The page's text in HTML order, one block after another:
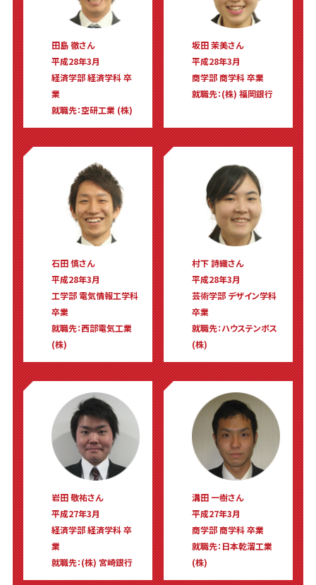
田島 徹さん
平成28年3月
経済学部 経済学科 卒
業
就職先：空研工業 (株)
坂田 茉美さん
平成28年3月
商学部 商学科 卒業
就職先：(株) 福岡銀行
石田 慎さん
平成28年3月
工学部 電気情報工学科
卒業
就職先：西部電気工業
(株)
村下 詩織さん
平成28年3月
芸術学部 デザイン学科
卒業
就職先：ハウステンボス
(株)
岩田 敬祐さん
平成27年3月
経済学部 経済学科 卒
業
就職先：(株) 宮崎銀行
溝田 一樹さん
平成27年3月
商学部 商学科 卒業
就職先：日本乾溜工業
(株)